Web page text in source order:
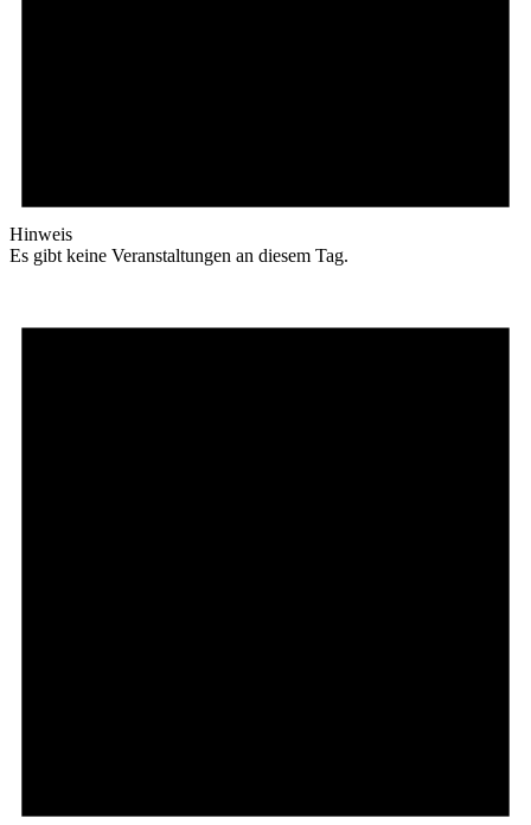
Hinweis
Es gibt keine Veranstaltungen an diesem Tag.